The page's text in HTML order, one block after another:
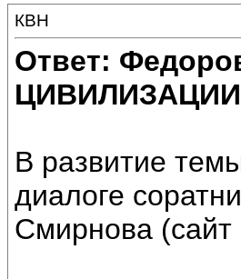
КВН
Ответ:
ЦИВИЛИЗАЦИИ
В развитие
диалоге
Смирнова (сайт